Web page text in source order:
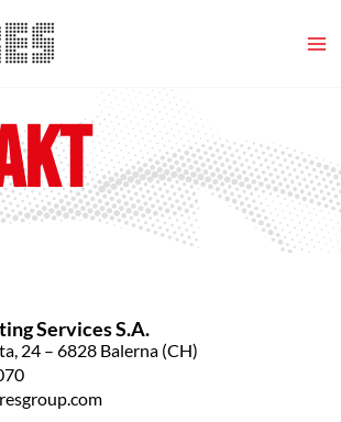
Services S.A.
24 – 6828 Balerna (CH)